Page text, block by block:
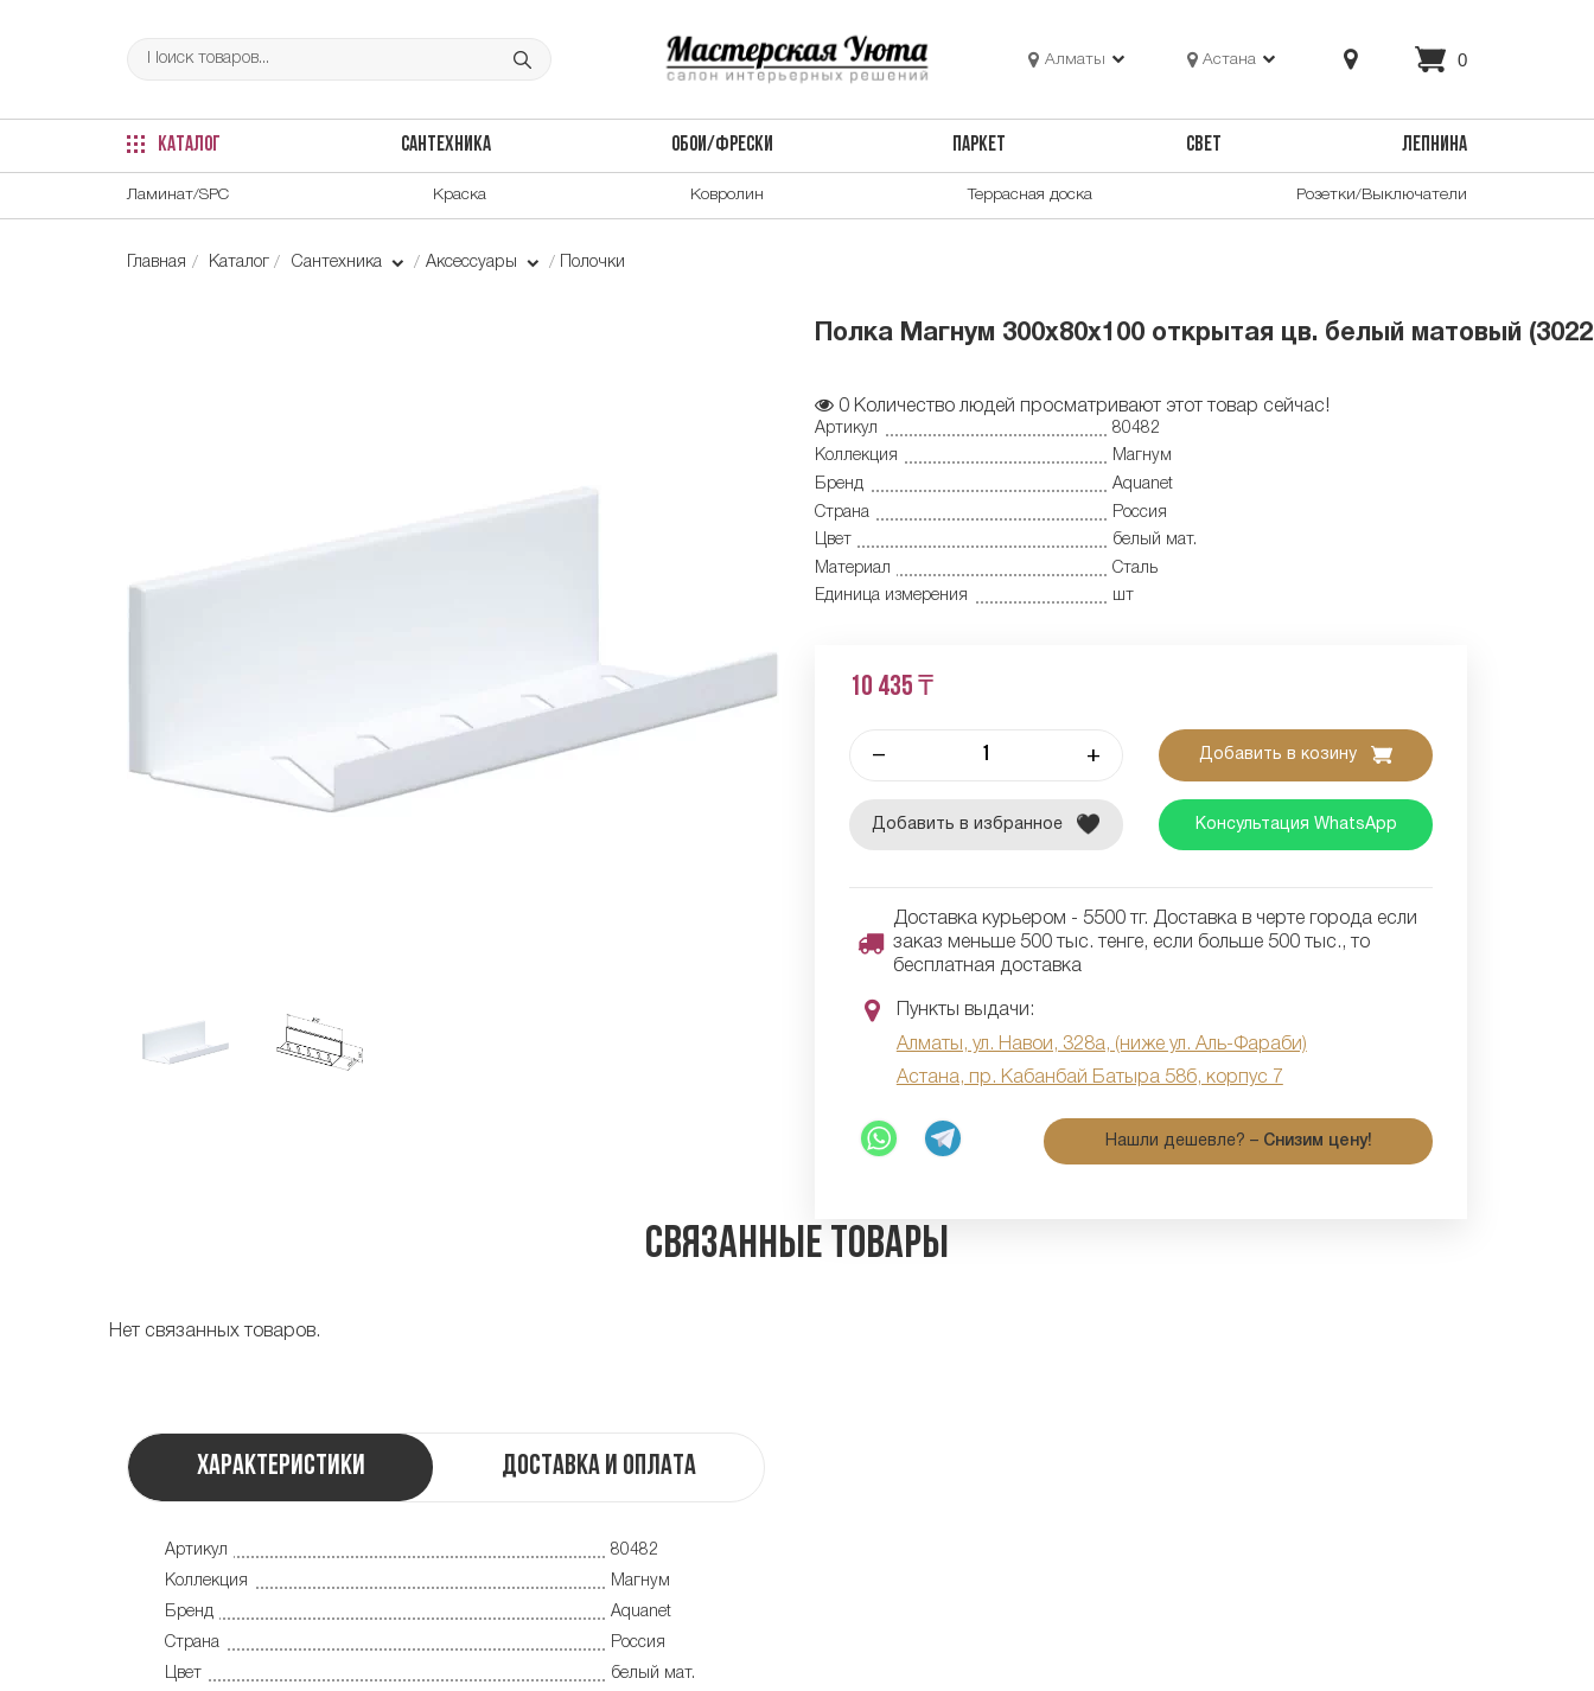
Алматы Астана 0
КАТАЛОГ САНТЕХНИКА ОБОИ/ФРЕСКИ ПАРКЕТ СВЕТ ЛЕПНИНА
Ламинат/SPC Краска Ковролин Террасная доска Розетки/Выключатели
Главная Каталог Сантехника Аксессуары Полочки
Полка Магнум 300х80х100 открытая цв. белый матовый
0 Количество людей просматривают этот товар сейчас!
Артикул
80482
Коллекция
Магнум
Бренд
Aquanet
Страна
Россия
Цвет
белый мат.
Материал
Сталь
Единица измерения
шт
10 435 ₸
– + Добавить в козину
Добавить в избранное Консультация WhatsApp
Доставка курьером - 5500 тг. Доставка в черте города если
заказ меньше 500 тыс. тенге, если больше 500 тыс., то
бесплатная доставка
Пункты выдачи:
Алматы, ул. Навои, 328а, (ниже ул. Аль-Фараби)
Астана, пр. Кабанбай Батыра 58б, корпус 7
Нашли дешевле? – Снизим цену!
Связанные товары
Нет связанных товаров.
Характеристики Доставка и оплата
Артикул
80482
Коллекция
Магнум
Бренд
Aquanet
Страна
Россия
Цвет
белый мат.